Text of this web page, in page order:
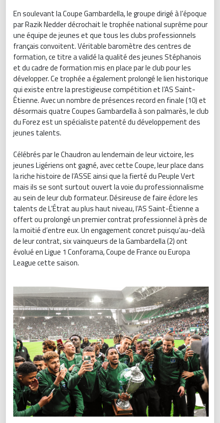
En soulevant la Coupe Gambardella, le groupe dirigé à l’époque
par Razik Nedder décrochait le trophée national suprême pour
une équipe de jeunes et que tous les clubs professionnels
français convoitent. Véritable baromètre des centres de
formation, ce titre a validé la qualité des jeunes Stéphanois
et du cadre de formation mis en place par le club pour les
développer. Ce trophée a également prolongé le lien historique
qui existe entre la prestigieuse compétition et l’AS Saint-
Étienne. Avec un nombre de présences record en finale (10) et
désormais quatre Coupes Gambardella à son palmarès, le club
du Forez est un spécialiste patenté du développement des
jeunes talents.
Célébrés par le Chaudron au lendemain de leur victoire, les
jeunes Ligériens ont gagné, avec cette Coupe, leur place dans
la riche histoire de l’ASSE ainsi que la fierté du Peuple Vert
mais ils se sont surtout ouvert la voie du professionnalisme
au sein de leur club formateur. Désireuse de faire éclore les
talents de L’Étrat au plus haut niveau, l’AS Saint-Étienne a
offert ou prolongé un premier contrat professionnel à près de
la moitié d’entre eux. Un engagement concret puisqu’au-delà
de leur contrat, six vainqueurs de la Gambardella (2) ont
évolué en Ligue 1 Conforama, Coupe de France ou Europa
League cette saison.